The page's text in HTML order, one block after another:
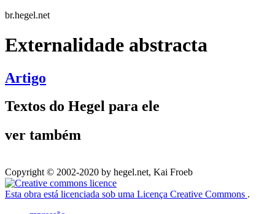
br.hegel.net
Externalidade abstracta
Artigo
Textos do Hegel para ele
ver também
Copyright © 2002-2020 by hegel.net, Kai Froeb
Esta obra está licenciada sob uma Licença Creative Commons .